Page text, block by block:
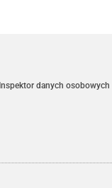
Inspektor danych osobowych